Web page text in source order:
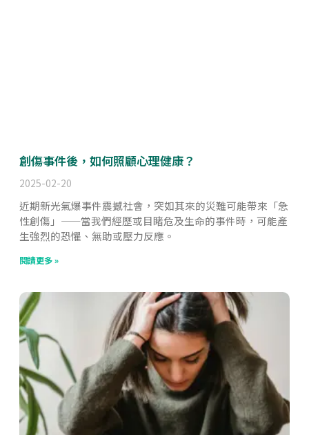
創傷事件後，如何照顧心理健康？
2025-02-20
近期新光氣爆事件震撼社會，突如其來的災難可能帶來「急
性創傷」——當我們經歷或目睹危及生命的事件時，可能產
生強烈的恐懼、無助或壓力反應。
閱讀更多 »